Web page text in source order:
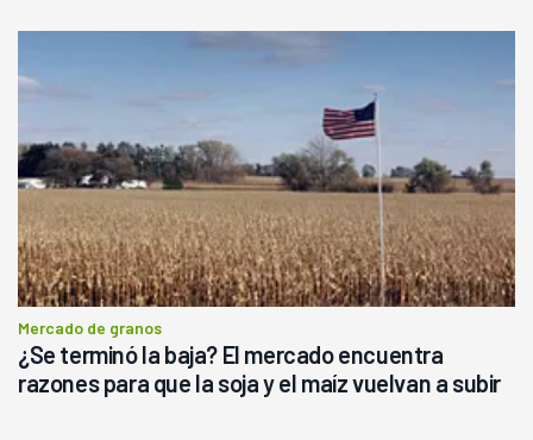
Mercado de granos
¿Se terminó la baja? El mercado encuentra
razones para que la soja y el maíz vuelvan a subir